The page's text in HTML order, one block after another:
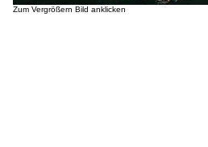
Zum Vergrößern Bild anklicken